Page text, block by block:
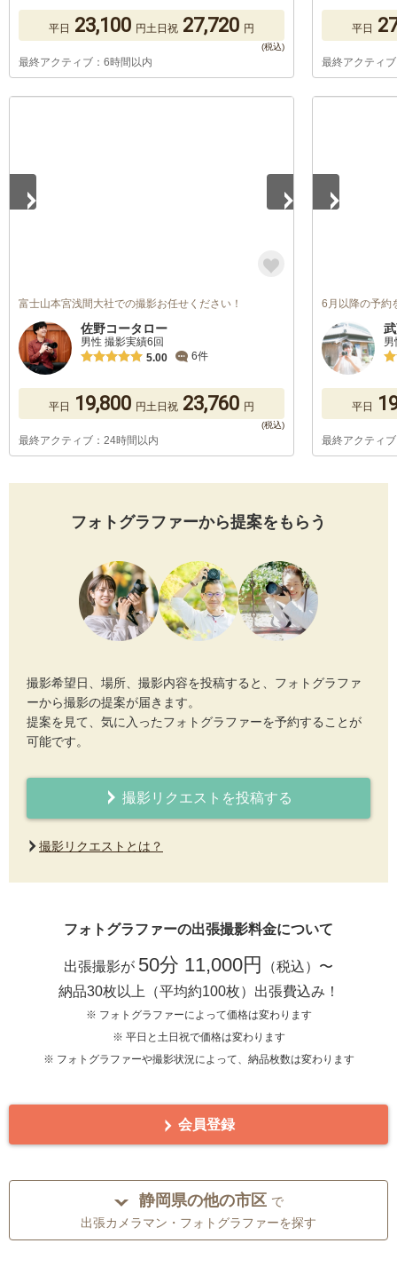
平日 23,100 円土日祝 27,720 円
最終アクティブ：6時間以内
平日
最終アクティ
富士山本宮浅間大社での撮影お任せください！
佐野コータロー
男性 撮影実績6回
5.00
6件
平日 19,800 円土日祝 23,760 円
最終アクティブ：24時間以内
6月以降の予約
平日
最終アクティ
フォトグラファーから提案をもらう
撮影希望日、場所、撮影内容を投稿すると、フォトグラファ
ーから撮影の提案が届きます。
提案を見て、気に入ったフォトグラファーを予約することが
可能です。
撮影リクエストを投稿する
撮影リクエストとは？
フォトグラファーの出張撮影料金について
出張撮影が 50分 11,000円
（税込）〜
納品30枚以上（平均約100枚）出張費込み！
※ フォトグラファーによって価格は変わります
※ 平日と土日祝で価格は変わります
※ フォトグラファーや撮影状況によって、納品枚数は変わります
会員登録
静岡県の他の市区 で
出張カメラマン・フォトグラファーを探す